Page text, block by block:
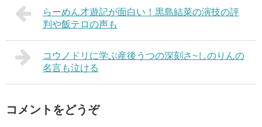
らーめん才遊記が面白い！黒島結菜の演技の評
判や飯テロの声も
コウノドリに学ぶ産後うつの深刻さ~しのりんの
名言も泣ける
コメントをどうぞ